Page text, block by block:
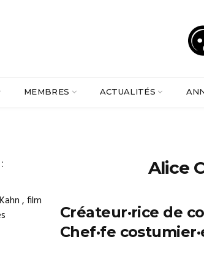
MEMBRES ACTUALITÉS
Alice
Créateur·rice de
Chef·fe
, film